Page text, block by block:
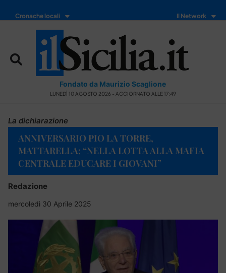
Cronache locali Il Network
Fondato da Maurizio Scaglione
LUNEDÌ 10 AGOSTO 2026 - AGGIORNATO ALLE 17:49
La dichiarazione
ANNIVERSARIO PIO LA TORRE,
MATTARELLA: “NELLA LOTTA ALLA MAFIA
CENTRALE EDUCARE I GIOVANI”
Redazione
mercoledì 30 Aprile 2025